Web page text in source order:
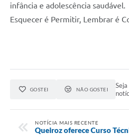
infância e adolescência saudável.
Esquecer é Permitir, Lembrar é
GOSTEI NÃO GOSTEI
NOTÍCIA MAIS RECENTE
Queiroz oferece Curso